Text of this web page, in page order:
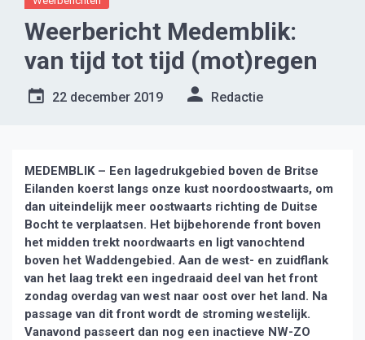
Weerbericht Medemblik:
van tijd tot tijd (mot)regen
22 december 2019 Redactie
MEDEMBLIK – Een lagedrukgebied boven de Britse
Eilanden koerst langs onze kust noordoostwaarts, om
dan uiteindelijk meer oostwaarts richting de Duitse
Bocht te verplaatsen. Het bijbehorende front boven
het midden trekt noordwaarts en ligt vanochtend
boven het Waddengebied. Aan de west- en zuidflank
van het laag trekt een ingedraaid deel van het front
zondag overdag van west naar oost over het land. Na
passage van dit front wordt de stroming westelijk.
Vanavond passeert dan nog een inactieve NW-ZO